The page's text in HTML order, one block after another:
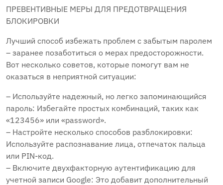
ПРЕВЕНТИВНЫЕ МЕРЫ ДЛЯ ПРЕДОТВРАЩЕНИЯ
БЛОКИРОВКИ
Лучший способ избежать проблем с забытым паролем
– заранее позаботиться о мерах предосторожности.
Вот несколько советов, которые помогут вам не
оказаться в неприятной ситуации:
– Используйте надежный, но легко запоминающийся
пароль: Избегайте простых комбинаций, таких как
«123456» или «password».
– Настройте несколько способов разблокировки:
Используйте распознавание лица, отпечаток пальца
или PIN-код.
– Включите двухфакторную аутентификацию для
учетной записи Google: Это добавит дополнительный